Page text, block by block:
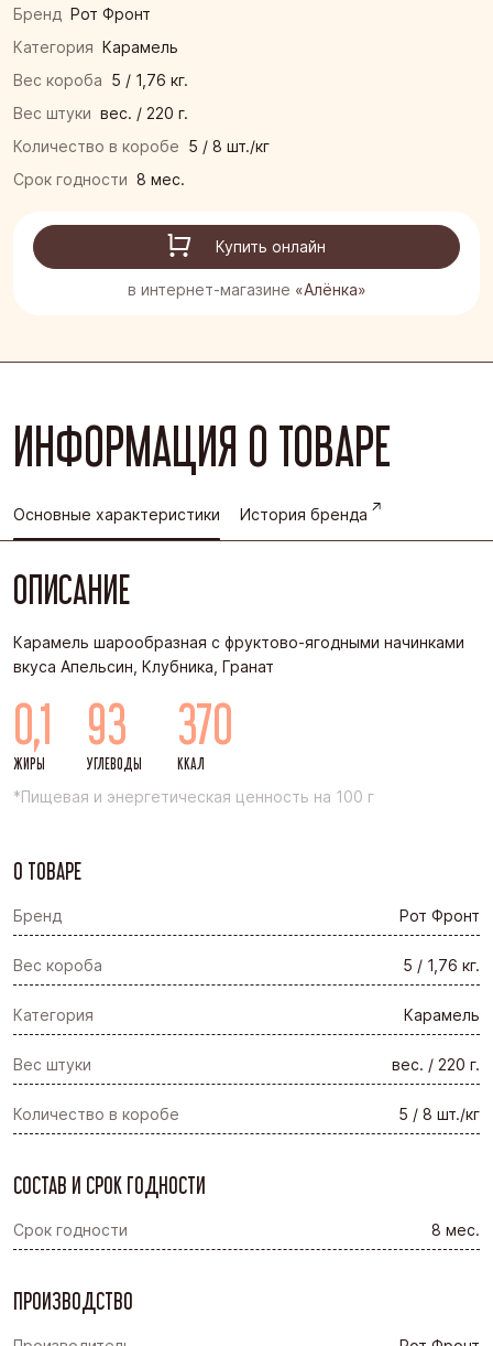
Бренд Рот Фронт
Категория Карамель
Вес короба 5 / 1,76 кг.
Вес штуки вес. / 220 г.
Количество в коробе 5 / 8 шт./кг
Срок годности 8 мес.
Купить онлайн
в интернет-магазине «Алёнка»
ИНФОРМАЦИЯ О ТОВАРЕ
Основные характеристики История бренда
ОПИСАНИЕ
Карамель шарообразная с фруктово-ягодными начинками
вкуса Апельсин, Клубника, Гранат
0,1
ЖИРЫ
93
УГЛЕВОДЫ
370
ККАЛ
*Пищевая и энергетическая ценность на 100 г
О ТОВАРЕ
Бренд Рот Фронт
Вес короба 5 / 1,76 кг.
Категория Карамель
Вес штуки вес. / 220 г.
Количество в коробе 5 / 8 шт./кг
СОСТАВ И СРОК ГОДНОСТИ
Срок годности 8 мес.
ПРОИЗВОДСТВО